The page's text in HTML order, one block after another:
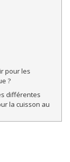
pour les
?
différentes
la cuisson au